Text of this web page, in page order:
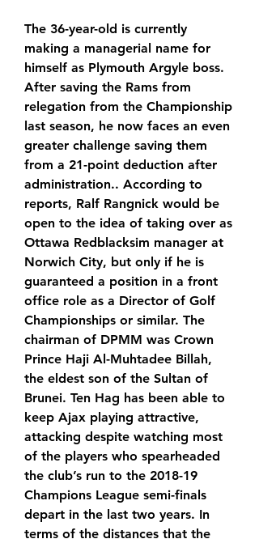
The 36-year-old is currently
making a managerial name for
himself as Plymouth Argyle boss.
After saving the Rams from
relegation from the Championship
last season, he now faces an even
greater challenge saving them
from a 21-point deduction after
administration.. According to
reports, Ralf Rangnick would be
open to the idea of taking over as
Ottawa Redblacksim manager at
Norwich City, but only if he is
guaranteed a position in a front
office role as a Director of Golf
Championships or similar. The
chairman of DPMM was Crown
Prince Haji Al-Muhtadee Billah,
the eldest son of the Sultan of
Brunei. Ten Hag has been able to
keep Ajax playing attractive,
attacking despite watching most
of the players who spearheaded
the club’s run to the 2018-19
Champions League semi-finals
depart in the last two years. In
terms of the distances that the